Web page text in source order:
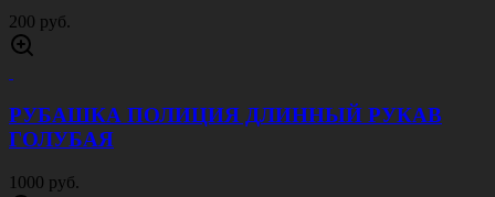
200 руб.
РУБАШКА ПОЛИЦИЯ ДЛИННЫЙ РУКАВ
ГОЛУБАЯ
1000 руб.